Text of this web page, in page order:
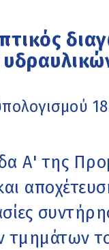
Α' της
τμημάτων